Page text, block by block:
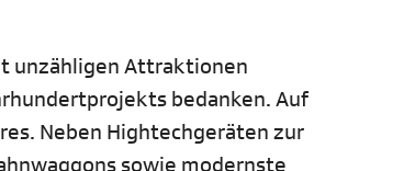
unzähligen Attraktionen
bedanken. Auf
Neben Hightechgeräten zur
sowie modernste